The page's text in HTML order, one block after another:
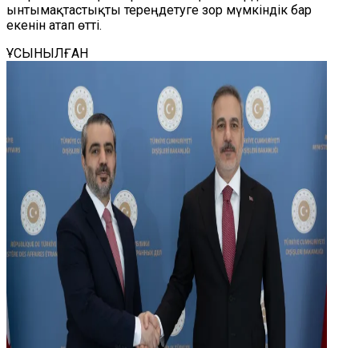
ынтымақтастықты тереңдетуге зор мүмкіндік бар
екенін атап өтті.
ҰСЫНЫЛҒАН